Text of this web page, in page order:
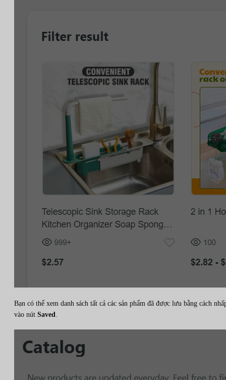
Bạn có thể xem danh sách tất cả các sản phẩm đã được lưu bằng cách
vào nút Saved.